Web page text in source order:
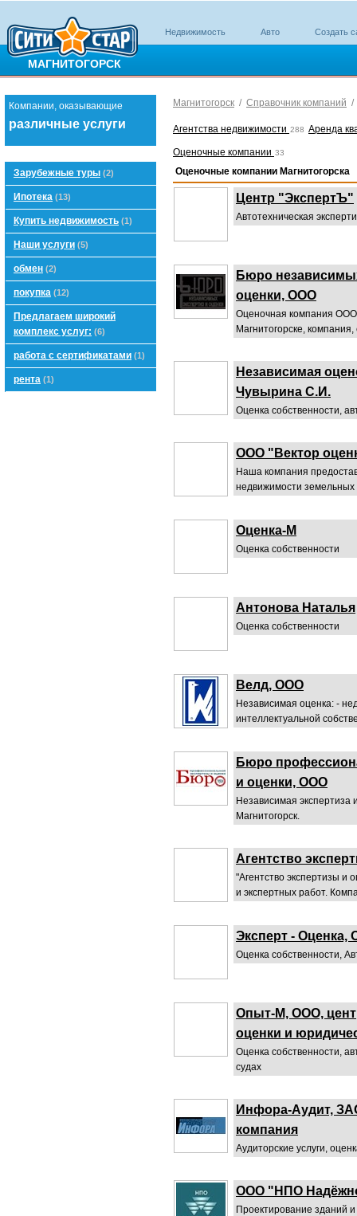
МАГНИТОГОРСК
Недвижимость Авто Создать
Компании, оказывающие
различные услуги
Магнитогорск / Справочник компаний
Агентства недвижимости 288 Аренда
Оценочные компании 33
Зарубежные туры (2)
Ипотека (13)
Купить недвижимость (1)
Наши услуги (5)
обмен (2)
покупка (12)
Предлагаем широкий
комплекс услуг: (6)
работа с сертификатами (1)
рента (1)
Оценочные компании Магнитогорска
Центр "ЭкспертЪ"
Автотехническая
Бюро
оценки, ООО
Оценочная компания ООО
Магнитогорске,
Независимая
Чувырина С.И.
Оценка собственности,
ООО "Вектор
Наша компания
недвижимости земельных
Оценка-М
Оценка собственности
Антонова Наталья
Оценка собственности
Велд, ООО
Независимая оценка: -
интеллектуальной
Бюро
и оценки, ООО
Независимая экспертиза
Магнитогорск.
Агентство
"Агентство экспертизы и
и экспертных работ.
Эксперт - Оценка,
Оценка собственности,
Опыт-М, ООО,
оценки и
Оценка собственности,
судах
Инфора-Аудит,
компания
Аудиторские услуги,
ООО "НПО
Проектирование зданий